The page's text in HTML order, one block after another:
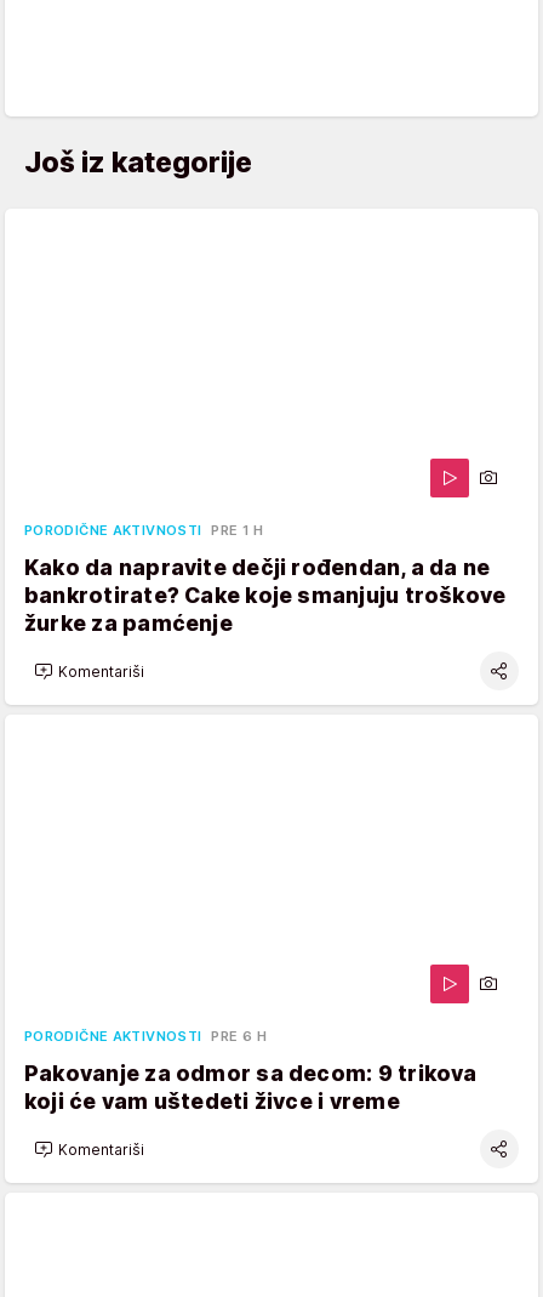
Još iz kategorije
PORODIČNE AKTIVNOSTI PRE 1 H
Kako da napravite dečji rođendan, a da ne
bankrotirate? Cake koje smanjuju troškove
žurke za pamćenje
Komentariši
PORODIČNE AKTIVNOSTI PRE 6 H
Pakovanje za odmor sa decom: 9 trikova
koji će vam uštedeti živce i vreme
Komentariši